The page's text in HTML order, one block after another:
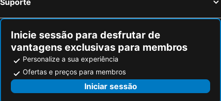
Mezerville, bed and breakfasts
Inicie sessão para desfrutar de
vantagens exclusivas para membros
Personalize a sua experiência
Ofertas e preços para membros
Iniciar sessão